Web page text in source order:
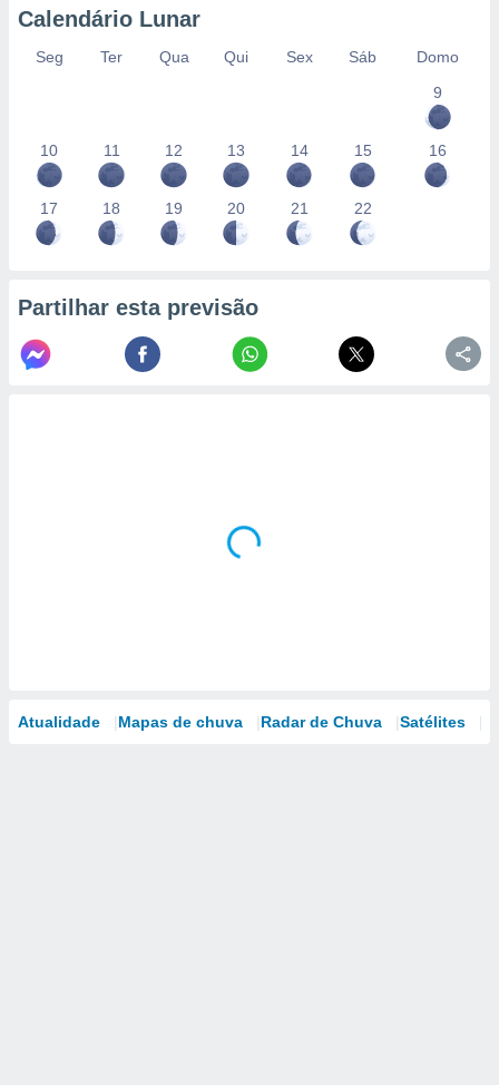
Calendário Lunar
Seg Ter Qua Qui Sex Sáb
Domo
9
10 11 12 13 14 15 16
17 18 19 20 21 22
Partilhar esta previsão
Atualidade Mapas de chuva Radar de Chuva Satélites